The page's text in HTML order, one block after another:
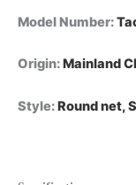
Model Number:
Origin:Mainland
Style:Round net,